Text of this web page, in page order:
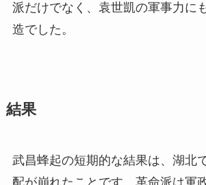
派だけでなく、袁世凱の軍事力に
造でした。
結果
武昌蜂起の短期的な結果は、湖北